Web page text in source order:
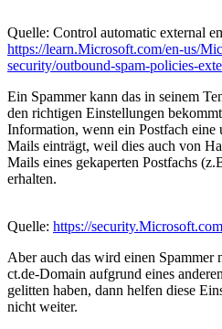
Quelle: Control automatic external
https://learn.Microsoft.com/en-us/
security/outbound-spam-policies-
Ein Spammer kann das in seinem
den richtigen Einstellungen
Information, wenn ein Postfach
Mails einträgt, weil dies auch von
Mails eines gekaperten Postfachs
erhalten.
Quelle: https://
Aber auch das wird einen Spammer
ct.de-Domain aufgrund eines
gelitten haben, dann helfen diese
nicht weiter.